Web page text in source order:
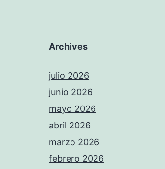
Archives
julio 2026
junio 2026
mayo 2026
abril 2026
marzo 2026
febrero 2026